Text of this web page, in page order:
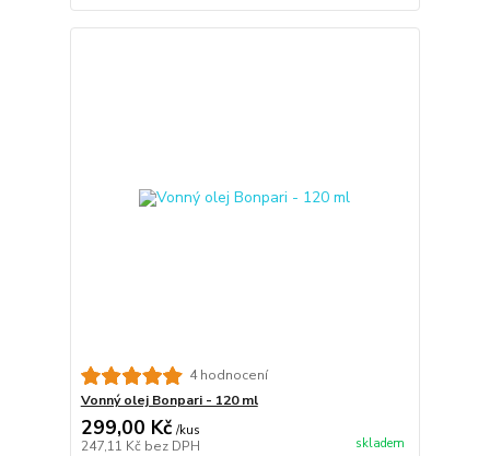
4 hodnocení
Vonný olej Bonpari - 120 ml
299,00 Kč /kus
247,11 Kč bez DPH skladem